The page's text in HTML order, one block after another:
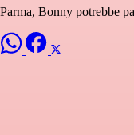
Parma, Bonny potrebbe